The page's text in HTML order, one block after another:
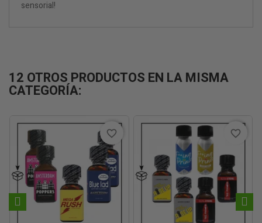
sensorial!
12 OTROS PRODUCTOS EN LA MISMA
CATEGORÍA:
favorite_border favorite_border